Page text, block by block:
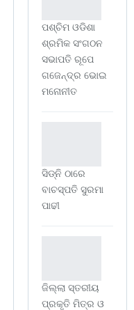
ପଶ୍ଚିମ ଓଡିଶା
ଶ୍ରମିକ ସଂଗଠନ
ସଭାପତି ରୂପେ
ଗଜେନ୍ଦ୍ର ଭୋଇ
ମନୋନୀତ
ସିଡ୍‌ନି ଠାରେ
ବାଚସ୍ପତି ସୁରମା
ପାଢୀ
ଜିଲ୍ଲା ସ୍ତରୀୟ
ପ୍ରକୃତି ମିତ୍ର ଓ